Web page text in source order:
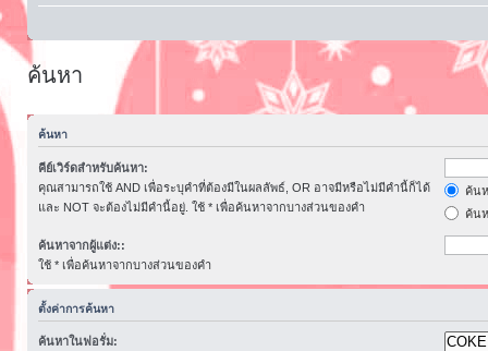
ค้นหา
ค้นหา
คีย์เวิร์ดสำหรับค้นหา:
คุณสามารถใช้ AND เพื่อระบุคำที่ต้องมีในผลลัพธ์, OR อาจมีหรือไม่มีคำนี้ก็ได้
และ NOT จะต้องไม่มีคำนี้อยู่. ใช้ * เพื่อค้นหาจากบางส่วนของคำ
ค้น
ค้น
ค้นหาจากผู้แต่ง::
ใช้ * เพื่อค้นหาจากบางส่วนของคำ
ตั้งค่าการค้นหา
ค้นหาในฟอรั่ม: